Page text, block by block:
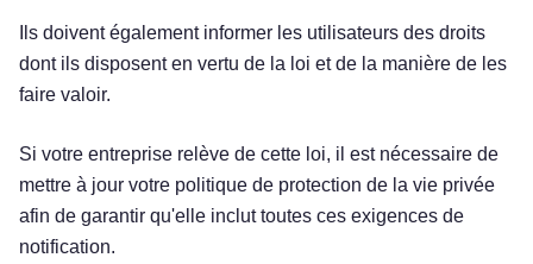
Essayez gratuitement !
Ils doivent également informer les utilisateurs des droits
dont ils disposent en vertu de la loi et de la manière de les
faire valoir.
Si votre entreprise relève de cette loi, il est nécessaire de
mettre à jour votre politique de protection de la vie privée
afin de garantir qu'elle inclut toutes ces exigences de
notification.